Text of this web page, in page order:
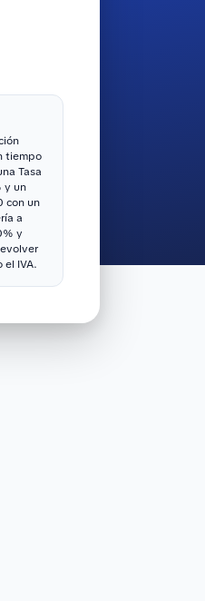
tiempo
Tasa
y un
con un
a
y
IVA.